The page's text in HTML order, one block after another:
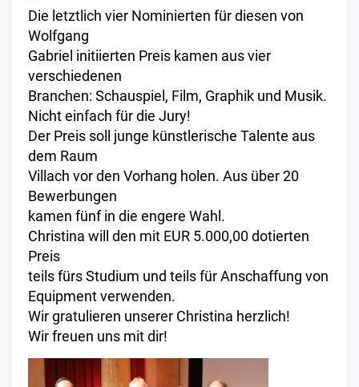
Die letztlich vier Nominierten für diesen von
Wolfgang
Gabriel initiierten Preis kamen aus vier
verschiedenen
Branchen: Schauspiel, Film, Graphik und Musik.
Nicht einfach für die Jury!
Der Preis soll junge künstlerische Talente aus
dem Raum
Villach vor den Vorhang holen. Aus über 20
Bewerbungen
kamen fünf in die engere Wahl.
Christina will den mit EUR 5.000,00 dotierten
Preis
teils fürs Studium und teils für Anschaffung von
Equipment verwenden.
Wir gratulieren unserer Christina herzlich!
Wir freuen uns mit dir!